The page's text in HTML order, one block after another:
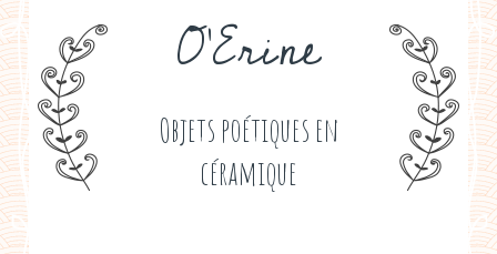
O'Erine
Objets poétiques en
céramique